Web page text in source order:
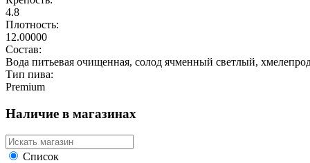
4.8
Плотность:
12.00000
Состав:
Вода питьевая очищенная, солод ячменный светлый,
Тип пива:
Premium
Наличие в магазинах
Список